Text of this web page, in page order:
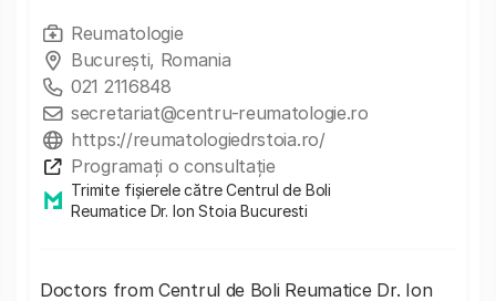
Reumatologie
București, Romania
021 2116848
secretariat@centru-reumatologie.ro
https://reumatologiedrstoia.ro/
Programați o consultație
Trimite fișierele către Centrul de Boli
Reumatice Dr. Ion Stoia Bucuresti
Doctors from Centrul de Boli Reumatice Dr. Ion